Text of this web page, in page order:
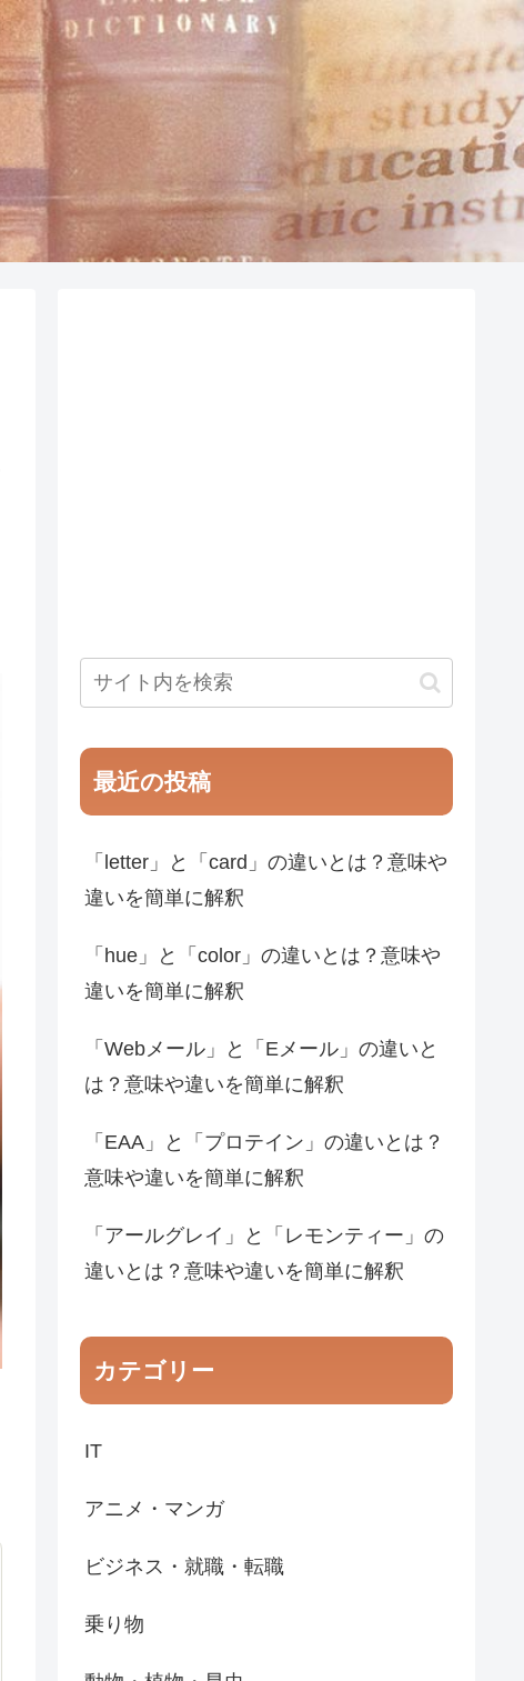
最近の投稿
「letter」と「card」の違いとは？意味や
違いを簡単に解釈
「hue」と「color」の違いとは？意味や
違いを簡単に解釈
「Webメール」と「Eメール」の違いと
は？意味や違いを簡単に解釈
「EAA」と「プロテイン」の違いとは？
意味や違いを簡単に解釈
「アールグレイ」と「レモンティー」の
違いとは？意味や違いを簡単に解釈
カテゴリー
IT
アニメ・マンガ
ビジネス・就職・転職
乗り物